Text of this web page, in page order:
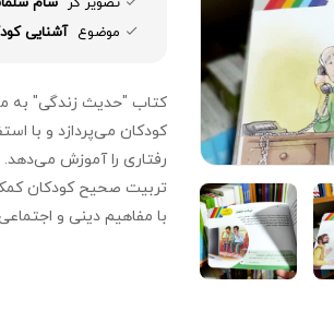
موضوع آشنایی
کتاب "حدیث زندگی" به
کودکان می‌پردازد و با
رفتاری را آموزش می‌دهد.
تربیت صحیح کودکان
با مفاهیم دینی و